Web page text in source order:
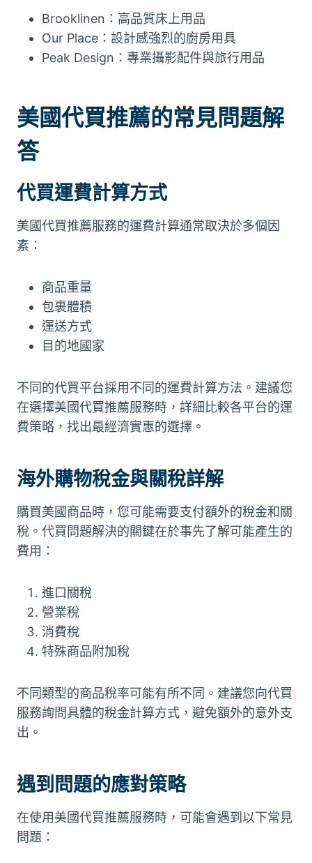
Brooklinen：高品質床上用品
Our Place：設計感強烈的廚房用具
Peak Design：專業攝影配件與旅行用品
美國代買推薦的常見問題解
答
代買運費計算方式
美國代買推薦服務的運費計算通常取決於多個因
素：
商品重量
包裹體積
運送方式
目的地國家
不同的代買平台採用不同的運費計算方法。建議您
在選擇美國代買推薦服務時，詳細比較各平台的運
費策略，找出最經濟實惠的選擇。
海外購物稅金與關稅詳解
購買美國商品時，您可能需要支付額外的稅金和關
稅。代買問題解決的關鍵在於事先了解可能產生的
費用：
進口關稅
營業稅
消費稅
特殊商品附加稅
不同類型的商品稅率可能有所不同。建議您向代買
服務詢問具體的稅金計算方式，避免額外的意外支
出。
遇到問題的應對策略
在使用美國代買推薦服務時，可能會遇到以下常見
問題：